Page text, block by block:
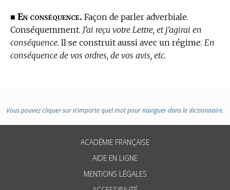
■ En conséquence. Façon de parler adverbiale.
Conséquemment. J’ai reçu votre Lettre, et j’agirai en
conséquence. Il se construit aussi avec un régime. En
conséquence de vos ordres, de vos avis, etc.
Vous pouvez cliquer sur n’importe quel mot pour naviguer dans le dictionnaire.
ACADÉMIE FRANÇAISE
AIDE EN LIGNE
MENTIONS LÉGALES